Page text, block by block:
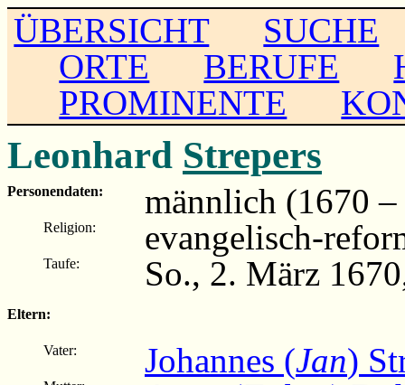
ÜBERSICHT
SUCHE
ORTE
BERUFE
PROMINENTE
Leonhard Strepers
Personendaten: männlich (1670
Religion: evangelisch-
Taufe: So., 2. März
Eltern:
Vater: Johannes (Jan)